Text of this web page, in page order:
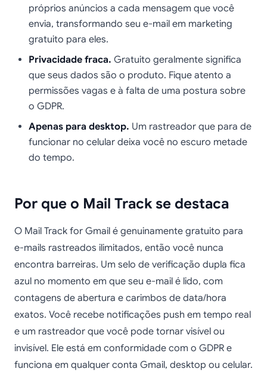
próprios anúncios a cada mensagem que você
envia, transformando seu e-mail em marketing
gratuito para eles.
Privacidade fraca. Gratuito geralmente significa
que seus dados são o produto. Fique atento a
permissões vagas e à falta de uma postura sobre
o GDPR.
Apenas para desktop. Um rastreador que para de
funcionar no celular deixa você no escuro metade
do tempo.
Por que o Mail Track se destaca
O Mail Track for Gmail é genuinamente gratuito para
e-mails rastreados ilimitados, então você nunca
encontra barreiras. Um selo de verificação dupla fica
azul no momento em que seu e-mail é lido, com
contagens de abertura e carimbos de data/hora
exatos. Você recebe notificações push em tempo real
e um rastreador que você pode tornar visível ou
invisível. Ele está em conformidade com o GDPR e
funciona em qualquer conta Gmail, desktop ou celular.